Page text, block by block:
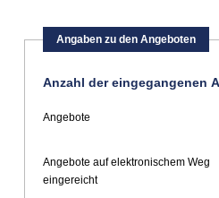
Angaben zu den Angeboten
Anzahl der eingegangenen
Angebote
Angebote auf elektronischem Weg
eingereicht